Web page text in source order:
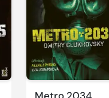
Metro 2034